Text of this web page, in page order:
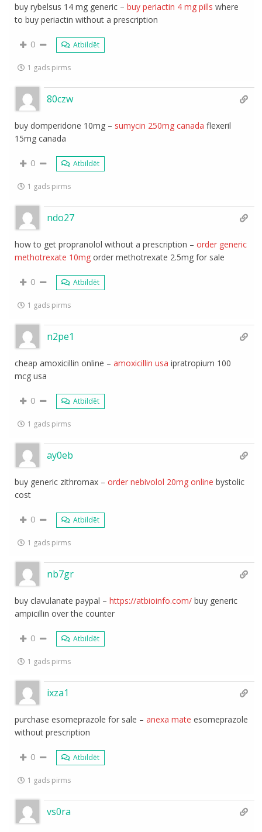
buy rybelsus 14 mg generic –buy periactin 4 mg pills where
to buy periactin without a prescription
0 Atbildēt
1 gads pirms
80czw
buy domperidone 10mg – sumycin 250mg canada flexeril
15mg canada
0 Atbildēt
1 gads pirms
ndo27
how to get propranolol without a prescription –order generic
methotrexate 10mg order methotrexate 2.5mg for sale
0 Atbildēt
1 gads pirms
n2pe1
cheap amoxicillin online –amoxicillin usa ipratropium 100
mcg usa
0 Atbildēt
1 gads pirms
ay0eb
buy generic zithromax –order nebivolol 20mg online bystolic
cost
0 Atbildēt
1 gads pirms
nb7gr
buy clavulanate paypal –https://atbioinfo.com/ buy generic
ampicillin over the counter
0 Atbildēt
1 gads pirms
ixza1
purchase esomeprazole for sale –anexa mate esomeprazole
without prescription
0 Atbildēt
1 gads pirms
vs0ra